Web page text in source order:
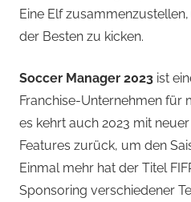
Eine Elf
der Besten zu kicken.
Soccer Manager 2023 ist
Franchise-Unternehmen für
es kehrt auch 2023 mit
Features zurück, um den
Einmal mehr hat der Titel
Sponsoring verschiedener